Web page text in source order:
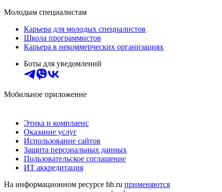
Молодым специалистам
Карьера для молодых специалистов
Школа программистов
Карьера в некоммерческих организациях
Боты для уведомлений
Мобильное приложение
Этика и комплаенс
Оказание услуг
Использование сайтов
Защита персональных данных
Пользовательское соглашение
ИТ аккредитация
На информационном ресурсе hh.ru применяются